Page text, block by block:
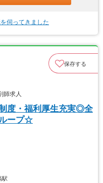
伺ってきました
保存する
師求人
度・福利厚生充実◎全
ープ☆
駅